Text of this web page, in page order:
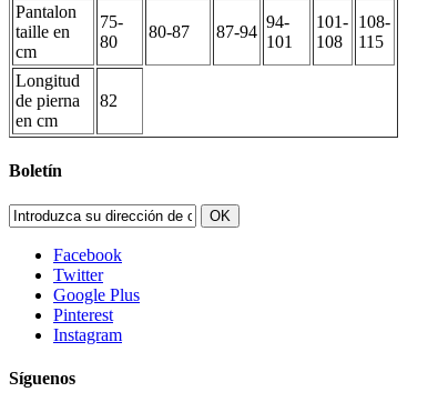
Pantalon
taille en
cm
75-
80
80-87 87-94
94-
101
101-
108
108-
115
Longitud
de pierna
en cm
82
Boletín
OK
Facebook
Twitter
Google Plus
Pinterest
Instagram
Síguenos